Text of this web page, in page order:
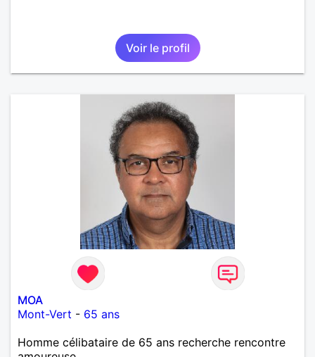
Voir le profil
MOA
Mont-Vert - 65 ans
Homme célibataire de 65 ans recherche rencontre